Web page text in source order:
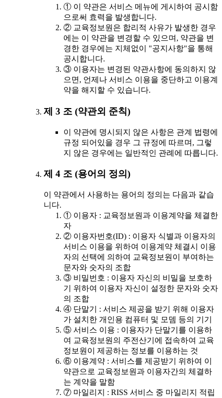
① 이 약관은 서비스 메뉴에 게시하여 공시함
으로써 효력을 발생합니다.
② 교육정보원은 합리적 사유가 발생한 경우
에는 이 약관을 변경할 수 있으며, 약관을 변
경한 경우에는 지체없이 "공지사항"을 통해
공시합니다.
③ 이용자는 변경된 약관사항에 동의하지 않
으면, 언제나 서비스 이용을 중단하고 이용계
약을 해지할 수 있습니다.
제 3 조 (약관외 준칙)
이 약관에 명시되지 않은 사항은 관계 법령에
규정 되어있을 경우 그 규정에 따르며, 그렇
지 않은 경우에는 일반적인 관례에 따릅니다.
제 4 조 (용어의 정의)
이 약관에서 사용하는 용어의 정의는 다음과 같습
니다.
① 이용자 : 교육정보원과 이용계약을 체결한
자
② 이용자번호(ID) : 이용자 식별과 이용자의
서비스 이용을 위하여 이용계약 체결시 이용
자의 선택에 의하여 교육정보원이 부여하는
문자와 숫자의 조합
③ 비밀번호 : 이용자 자신의 비밀을 보호하
기 위하여 이용자 자신이 설정한 문자와 숫자
의 조합
④ 단말기 : 서비스 제공을 받기 위해 이용자
가 설치한 개인용 컴퓨터 및 모뎀 등의 기기
⑤ 서비스 이용 : 이용자가 단말기를 이용하
여 교육정보원의 주전산기에 접속하여 교육
정보원이 제공하는 정보를 이용하는 것
⑥ 이용계약 : 서비스를 제공받기 위하여 이
약관으로 교육정보원과 이용자간의 체결하
는 계약을 말함
⑦ 마일리지 : RISS 서비스 중 마일리지 적립